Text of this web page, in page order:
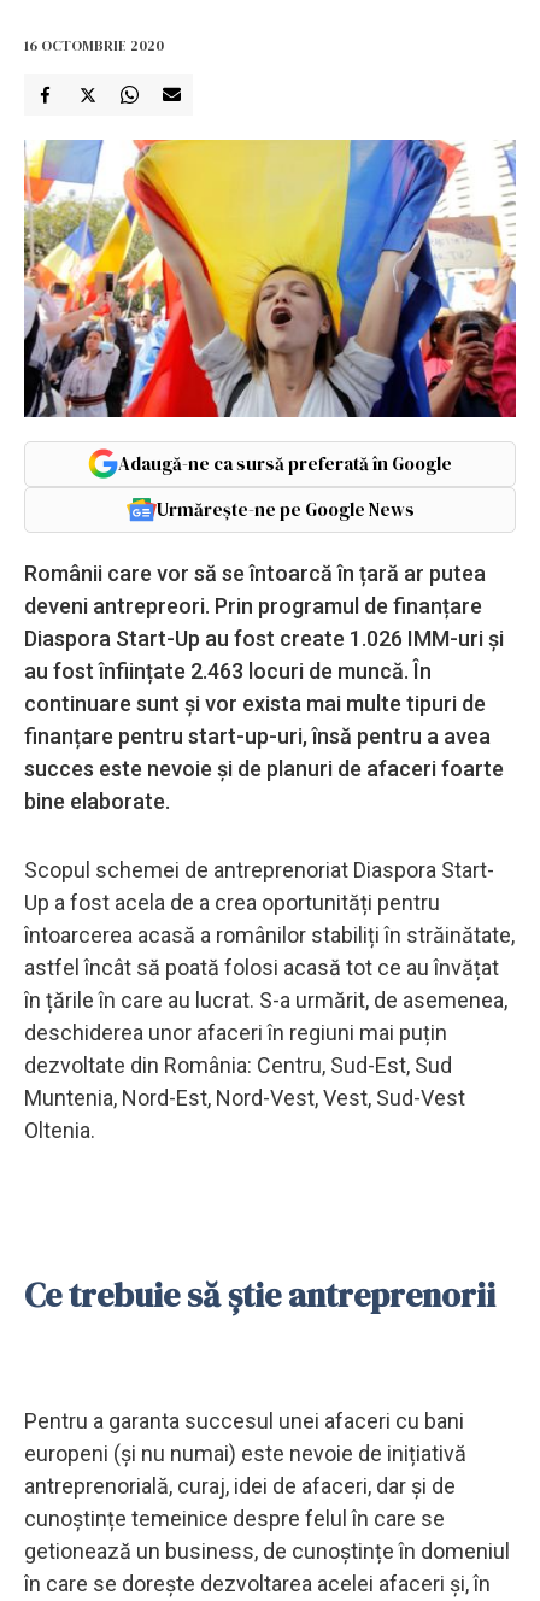
16 OCTOMBRIE 2020
Adaugă-ne ca sursă preferată în Google
Urmărește-ne pe Google News
Românii care vor să se întoarcă în țară ar putea
deveni antrepreori. Prin programul de finanțare
Diaspora Start-Up au fost create 1.026 IMM-uri și
au fost înființate 2.463 locuri de muncă. În
continuare sunt și vor exista mai multe tipuri de
finanțare pentru start-up-uri, însă pentru a avea
succes este nevoie și de planuri de afaceri foarte
bine elaborate.
Scopul schemei de antreprenoriat Diaspora Start-
Up a fost acela de a crea oportunități pentru
întoarcerea acasă a românilor stabiliți în străinătate,
astfel încât să poată folosi acasă tot ce au învățat
în țările în care au lucrat. S-a urmărit, de asemenea,
deschiderea unor afaceri în regiuni mai puțin
dezvoltate din România: Centru, Sud-Est, Sud
Muntenia, Nord-Est, Nord-Vest, Vest, Sud-Vest
Oltenia.
Ce trebuie să știe antreprenorii
Pentru a garanta succesul unei afaceri cu bani
europeni (și nu numai) este nevoie de inițiativă
antreprenorială, curaj, idei de afaceri, dar și de
cunoștințe temeinice despre felul în care se
getionează un business, de cunoștințe în domeniul
în care se dorește dezvoltarea acelei afaceri și, în